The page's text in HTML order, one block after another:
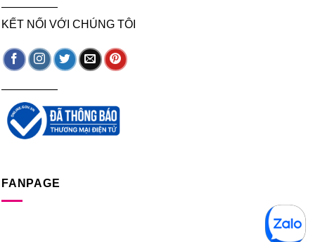
—————
KẾT NỐI VỚI CHÚNG TÔI
—————
FANPAGE